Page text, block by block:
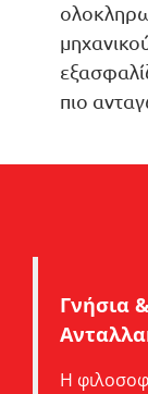
πιο
Γνήσια
Η